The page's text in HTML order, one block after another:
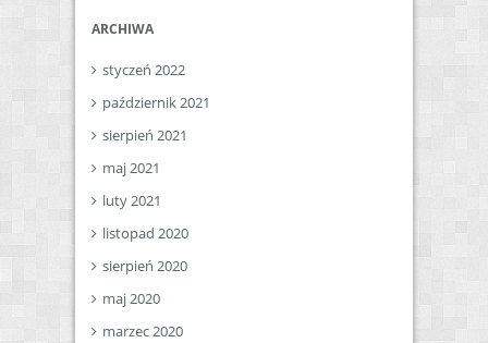
ARCHIWA
styczeń 2022
październik 2021
sierpień 2021
maj 2021
luty 2021
listopad 2020
sierpień 2020
maj 2020
marzec 2020